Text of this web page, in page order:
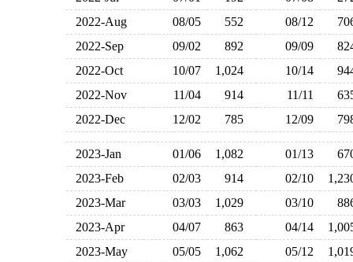
2022-Aug
08/05 552 08/12
2022-Sep
09/02 892 09/09
2022-Oct
10/07 1,024 10/14
2022-Nov
11/04 914 11/11
2022-Dec
12/02 785 12/09
2023-Jan 01/06 1,082 01/13
2023-Feb
02/03 914 02/10
2023-Mar
03/03 1,029 03/10
2023-Apr
04/07 863 04/14
2023-May
05/05 1,062 05/12